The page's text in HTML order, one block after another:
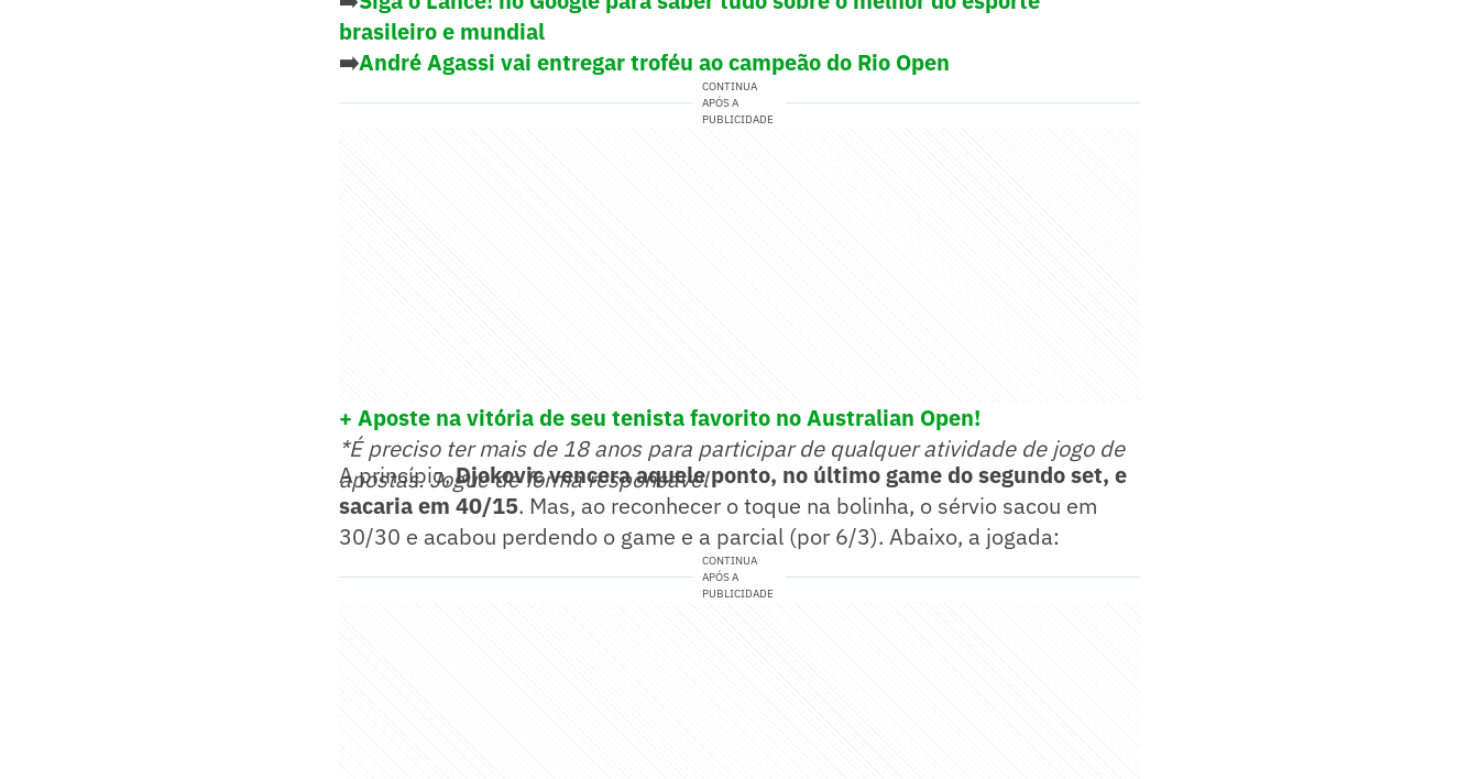
brasileiro e mundial
➡️André Agassi vai entregar troféu ao campeão do Rio Open
CONTINUA
APÓS A
PUBLICIDADE
+ Aposte na vitória de seu tenista favorito no Australian Open!
*É preciso ter mais de 18 anos para participar de qualquer atividade de jogo de
apostas. Jogue de forma responsável
A princípio,Djokovic vencera aquele ponto, no último game do segundo set, e
sacaria em 40/15. Mas, ao reconhecer o toque na bolinha, o sérvio sacou em
30/30 e acabou perdendo o game e a parcial (por 6/3). Abaixo, a jogada:
CONTINUA
APÓS A
PUBLICIDADE